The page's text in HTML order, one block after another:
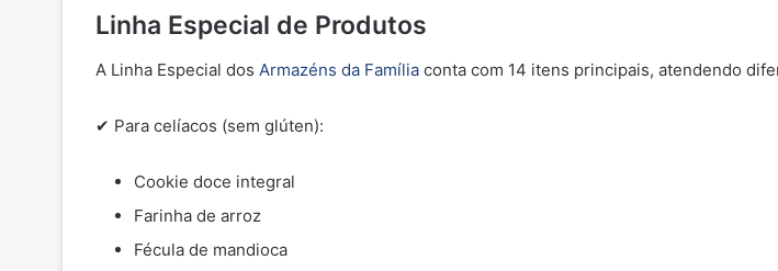
Linha Especial de Produtos
A Linha Especial dos Armazéns da Família conta com 14 itens principais, atendendo
✔ Para celíacos (sem glúten):
Cookie doce integral
Farinha de arroz
Fécula de mandioca